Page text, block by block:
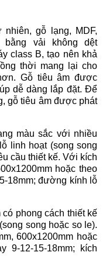
gỗ lạng, MDF,
vải không dệt
class B, tạo nên khả
thời mang lại cho
Gỗ tiêu âm được
dễ dàng lắp đặt. Để
gỗ tiêu âm được phát
màu sắc với nhiều
linh hoạt (song song
cầu thiết kế. Với kích
hoặc theo
18mm; đường kính lỗ
phong cách thiết kế
song hoặc so le).
600x1200mm hoặc
9-12-15-18mm; kích